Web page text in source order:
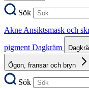
Sök
Akne Ansiktsmask och
pigment Dagkräm
Ögon, fransar och bryn
Sök